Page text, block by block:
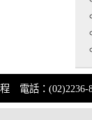
電話：